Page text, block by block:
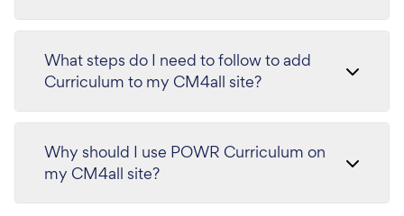
What steps do I need to follow to add
Curriculum to my CM4all site?
Why should I use POWR Curriculum on
my CM4all site?